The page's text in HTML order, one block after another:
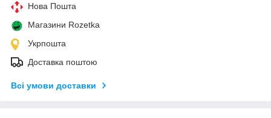
Нова Пошта
Магазини Rozetka
Укрпошта
Доставка поштою
Всі умови доставки